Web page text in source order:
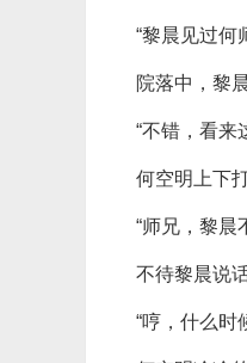
“黎晨见过何
院落中，黎
“不错，看来
何空明上下
“师兄，黎晨
不待黎晨说
“哼，什么时